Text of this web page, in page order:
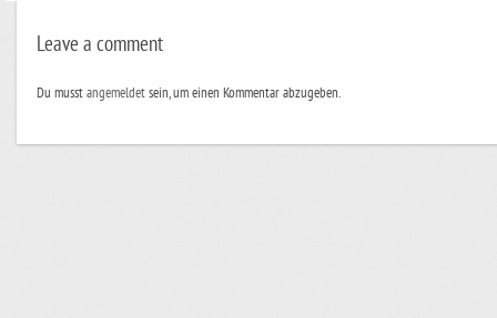
Leave a comment
Du musstangemeldetsein, um einen Kommentar abzugeben.